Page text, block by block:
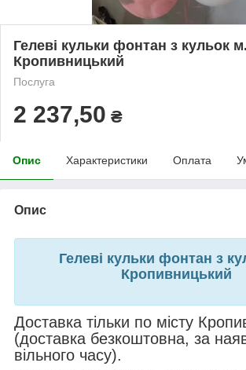
Гелеві кульки фонтан з кульок м.
Кропивницький
Послуга
2 237,50 ₴
Опис Характеристики Оплата
Опис
Гелеві кульки фонтан з
Кропивницький
Доставка тільки по місту
(доставка безкоштовна, за
вільного часу).